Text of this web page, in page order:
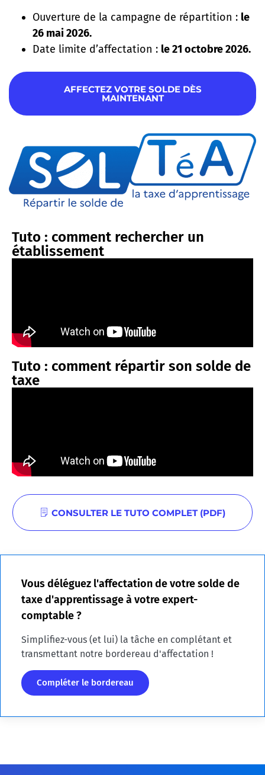
Ouverture de la campagne de répartition : le
26 mai 2026.
Date limite d’affectation : le 21 octobre 2026.
AFFECTEZ VOTRE SOLDE DÈS
MAINTENANT
Tuto : comment rechercher un
établissement
Tuto : comment répartir son solde de
taxe
CONSULTER LE TUTO COMPLET (PDF)
Vous déléguez l'affectation de votre solde de
taxe d'apprentissage à votre expert-
comptable ?
Simplifiez-vous (et lui) la tâche en complétant et
transmettant notre bordereau d'affectation !
Compléter le bordereau